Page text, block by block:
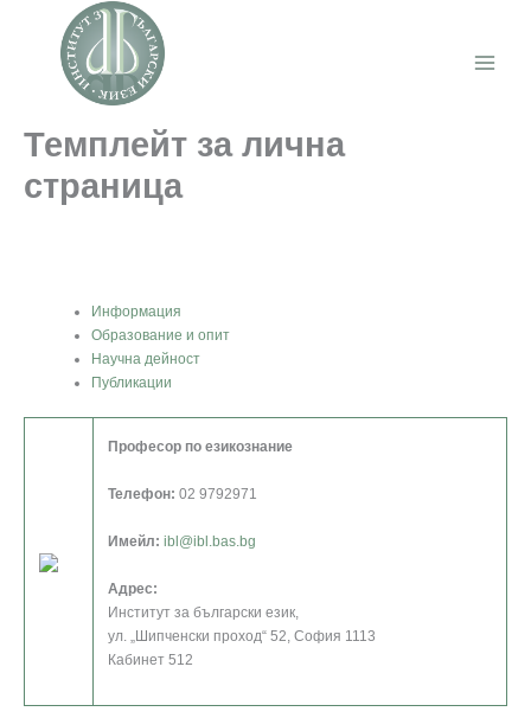
Темплейт за лична
страница
Информация
Образование и опит
Научна дейност
Публикации
Професор по езикознание
Телефон: 02 9792971
Имейл: ibl@ibl.bas.bg
Адрес:
Институт за български език,
ул. „Шипченски проход“ 52, София 1113
Кабинет 512